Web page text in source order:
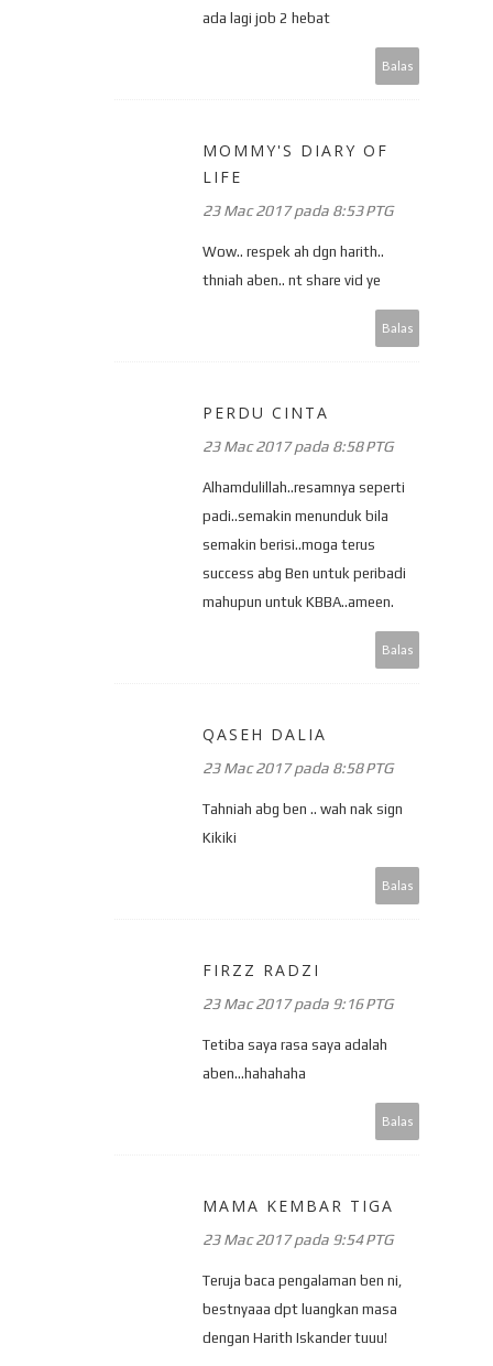
ada lagi job 2 hebat
Balas
MOMMY'S DIARY OF
LIFE
23 Mac 2017 pada 8:53 PTG
Wow.. respek ah dgn harith..
thniah aben.. nt share vid ye
Balas
PERDU CINTA
23 Mac 2017 pada 8:58 PTG
Alhamdulillah..resamnya seperti
padi..semakin menunduk bila
semakin berisi..moga terus
success abg Ben untuk peribadi
mahupun untuk KBBA..ameen.
Balas
QASEH DALIA
23 Mac 2017 pada 8:58 PTG
Tahniah abg ben .. wah nak sign
Kikiki
Balas
FIRZZ RADZI
23 Mac 2017 pada 9:16 PTG
Tetiba saya rasa saya adalah
aben...hahahaha
Balas
MAMA KEMBAR TIGA
23 Mac 2017 pada 9:54 PTG
Teruja baca pengalaman ben ni,
bestnyaaa dpt luangkan masa
dengan Harith Iskander tuuu!